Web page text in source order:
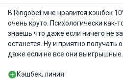
В Ringobet мне нравится кэшбек
очень круто. Психологически как-
знаешь что даже если ничего не
останется. Ну и приятно получать
даже если не все они выигрышные.
Кэшбек, линия